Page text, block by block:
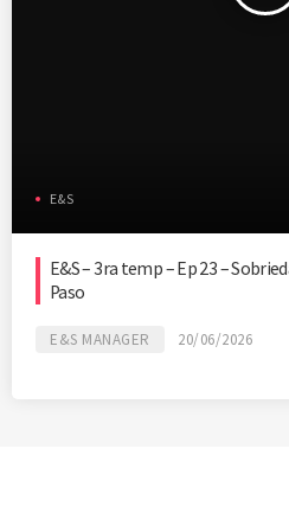
E&S
E&S – 3ra temp – Ep 23 –
Paso
E&S MANAGER 20/06/2026